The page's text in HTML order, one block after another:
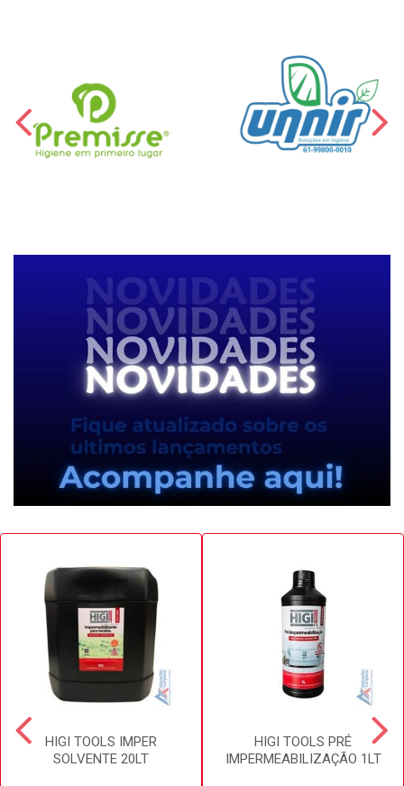
HIGI TOOLS IMPER
SOLVENTE 20LT
HIGI TOOLS PRÉ
IMPERMEABILIZAÇÃO 1LT